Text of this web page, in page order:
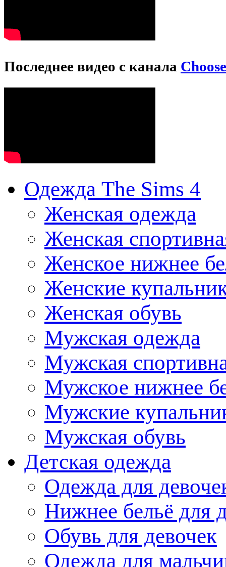
Последнее видео с канала
Одежда The Sims 4
Женская одежда
Женская
Женское нижнее
Женские
Женская обувь
Мужская одежда
Мужская
Мужское нижнее
Мужские
Мужская обувь
Детская одежда
Одежда для
Нижнее бельё для
Обувь для девочек
Одежда для